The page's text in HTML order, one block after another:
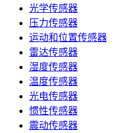
光学传感器
压力传感器
运动和位置传感器
雷达传感器
湿度传感器
温度传感器
光电传感器
惯性传感器
震动传感器